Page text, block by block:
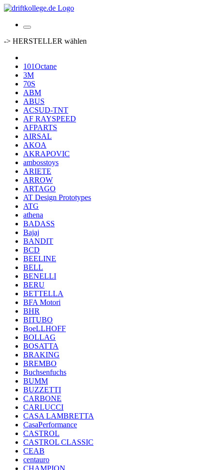
-> HERSTELLER wählen
101Octane
3M
70S
ABM
ABUS
ACSUD-TNT
AF RAYSPEED
AFPARTS
AIRSAL
AKOA
AKRAPOVIC
ambosstoys
ARIETE
ARROW
ARTAGO
AT Design Prototypes
ATG
athena
BADASS
Bajaj
BANDIT
BCD
BEELINE
BELL
BENELLI
BERU
BETTELLA
BFA Motori
BHR
BITUBO
BoeLLHOFF
BOLLAG
BOSATTA
BRAKING
BREMBO
Buchsenfuchs
BUMM
BUZZETTI
CARBONE
CARLUCCI
CASA LAMBRETTA
CasaPerformance
CASTROL
CASTROL CLASSIC
CEAB
centauro
CHAMPION